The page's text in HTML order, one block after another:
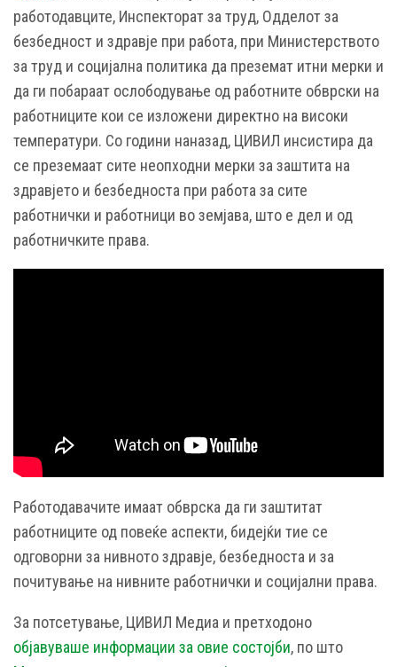
работодавците, Инспекторат за труд, Одделот за
безбедност и здравје при работа, при Министерството
за труд и социјална политика да преземат итни мерки и
да ги побараат ослободување од работните обврски на
работниците кои се изложени директно на високи
температури. Со години наназад, ЦИВИЛ инсистира да
се преземаат сите неопходни мерки за заштита на
здравјето и безбедноста при работа за сите
работнички и работници во земјава, што е дел и од
работничките права.
Работодавачите имаат обврска да ги заштитат
работниците од повеќе аспекти, бидејќи тие се
одговорни за нивното здравје, безбедноста и за
почитување на нивните работнички и социјални права.
За потсетување, ЦИВИЛ Медиа и претходоно
објавуваше информации за овие состојби, по што